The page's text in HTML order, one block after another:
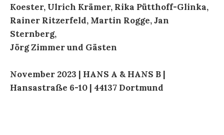
Koester, Ulrich Krämer, Rika Pütthoff-Glinka,
Rainer Ritzerfeld, Martin Rogge, Jan
Sternberg,
Jörg Zimmer und Gästen
November 2023 | HANS A & HANS B |
Hansastraße 6-10 | 44137 Dortmund